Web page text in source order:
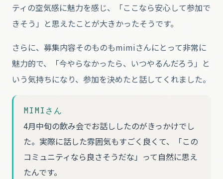
ティの空気感に魅力を感じ、「ここなら安心して参加で
きそう」と思えたことが大きかったそうです。
さらに、募集内容そのものもmimiさんにとって非常に
魅力的で、「今やらなかったら、いつやるんだろう」と
いう気持ちになり、参加を決めたと話してくれました。
MIMIさん
4月中旬の飲み会でお話ししたのがきっかけでし
た。実際に話した雰囲気もすごく良くて、「この
コミュニティなら良さそうだな」って自然に思え
たんです。